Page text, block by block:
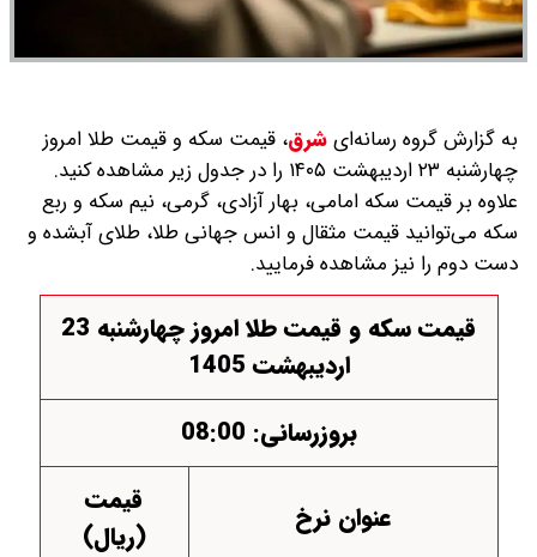
به گزارش گروه رسانه‌ایشرق، قیمت سکه و قیمت طلا امروز
چهارشنبه ۲۳ اردیبهشت ۱۴۰۵ را در جدول زیر مشاهده کنید.
علاوه بر قیمت سکه امامی، بهار آزادی، گرمی، نیم سکه و ربع
سکه می‌توانید قیمت مثقال و انس جهانی طلا، طلای آبشده و
دست دوم را نیز مشاهده فرمایید.
قیمت سکه و قیمت طلا امروز چهارشنبه 23
اردیبهشت 1405
بروزرسانی: 08:00
عنوان نرخ
قیمت
(ریال)